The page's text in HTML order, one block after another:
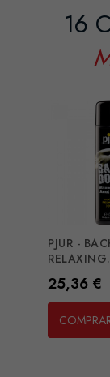
16
PJUR -
Preço
25,36 €